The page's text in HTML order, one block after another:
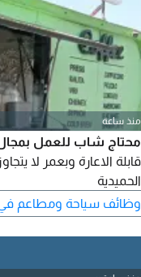
منذ ساعة
محتاج شاب للعمل بمجال
الحميدية
وظائف سياحة ومطاعم في